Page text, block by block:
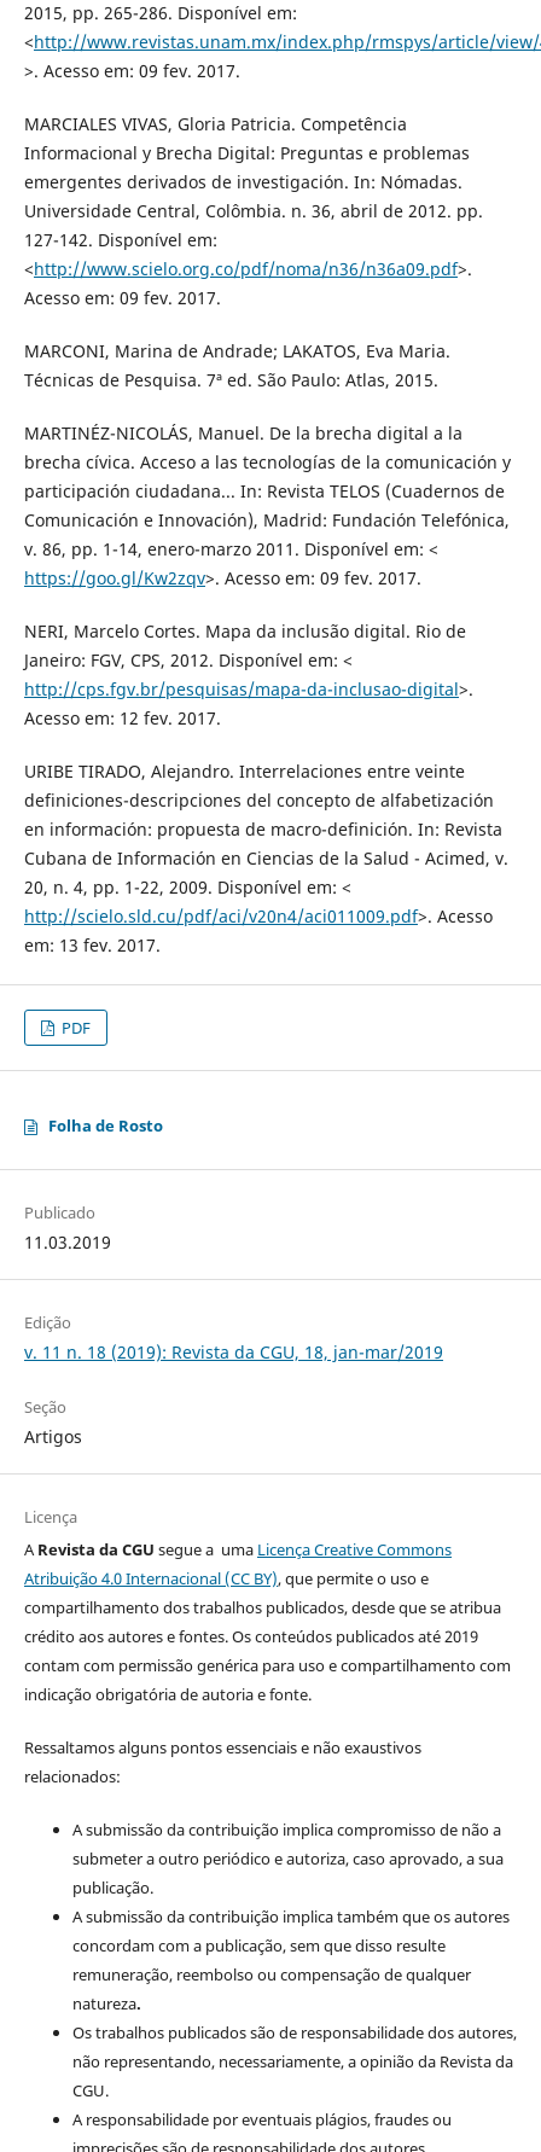
2015, pp. 265-286. Disponível em:
<http://www.revistas.unam.mx/index.php/rmspys/article/view/
>. Acesso em: 09 fev. 2017.
MARCIALES VIVAS, Gloria Patricia. Competência
Informacional y Brecha Digital: Preguntas e problemas
emergentes derivados de investigación. In: Nómadas.
Universidade Central, Colômbia. n. 36, abril de 2012. pp.
127-142. Disponível em:
<http://www.scielo.org.co/pdf/noma/n36/n36a09.pdf>.
Acesso em: 09 fev. 2017.
MARCONI, Marina de Andrade; LAKATOS, Eva Maria.
Técnicas de Pesquisa. 7ª ed. São Paulo: Atlas, 2015.
MARTINÉZ-NICOLÁS, Manuel. De la brecha digital a la
brecha cívica. Acceso a las tecnologías de la comunicación y
participación ciudadana... In: Revista TELOS (Cuadernos de
Comunicación e Innovación), Madrid: Fundación Telefónica,
v. 86, pp. 1-14, enero-marzo 2011. Disponível em: <
https://goo.gl/Kw2zqv>. Acesso em: 09 fev. 2017.
NERI, Marcelo Cortes. Mapa da inclusão digital. Rio de
Janeiro: FGV, CPS, 2012. Disponível em: <
http://cps.fgv.br/pesquisas/mapa-da-inclusao-digital>.
Acesso em: 12 fev. 2017.
URIBE TIRADO, Alejandro. Interrelaciones entre veinte
definiciones-descripciones del concepto de alfabetización
en información: propuesta de macro-definición. In: Revista
Cubana de Información en Ciencias de la Salud - Acimed, v.
20, n. 4, pp. 1-22, 2009. Disponível em: <
http://scielo.sld.cu/pdf/aci/v20n4/aci011009.pdf>. Acesso
em: 13 fev. 2017.
PDF
Folha de Rosto
Publicado
11.03.2019
Edição
v. 11 n. 18 (2019): Revista da CGU, 18, jan-mar/2019
Seção
Artigos
Licença
A Revista da CGU segue a uma Licença Creative Commons
Atribuição 4.0 Internacional (CC BY), que permite o uso e
compartilhamento dos trabalhos publicados, desde que se atribua
crédito aos autores e fontes. Os conteúdos publicados até 2019
contam com permissão genérica para uso e compartilhamento com
indicação obrigatória de autoria e fonte.
Ressaltamos alguns pontos essenciais e não exaustivos
relacionados:
A submissão da contribuição implica compromisso de não a
submeter a outro periódico e autoriza, caso aprovado, a sua
publicação.
A submissão da contribuição implica também que os autores
concordam com a publicação, sem que disso resulte
remuneração, reembolso ou compensação de qualquer
natureza.
Os trabalhos publicados são de responsabilidade dos autores,
não representando, necessariamente, a opinião da Revista da
CGU.
A responsabilidade por eventuais plágios, fraudes ou